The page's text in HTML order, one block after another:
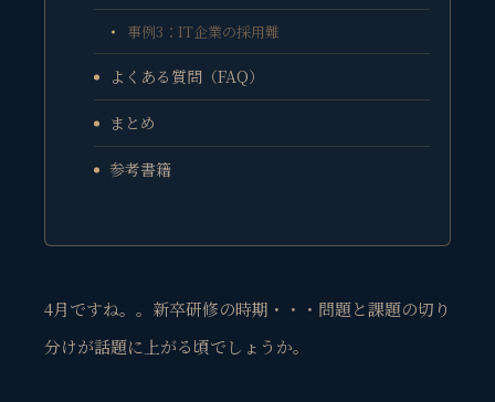
事例3：IT企業の採用難
よくある質問（FAQ）
まとめ
参考書籍
4月ですね。。新卒研修の時期・・・問題と課題の切り
分けが話題に上がる頃でしょうか。